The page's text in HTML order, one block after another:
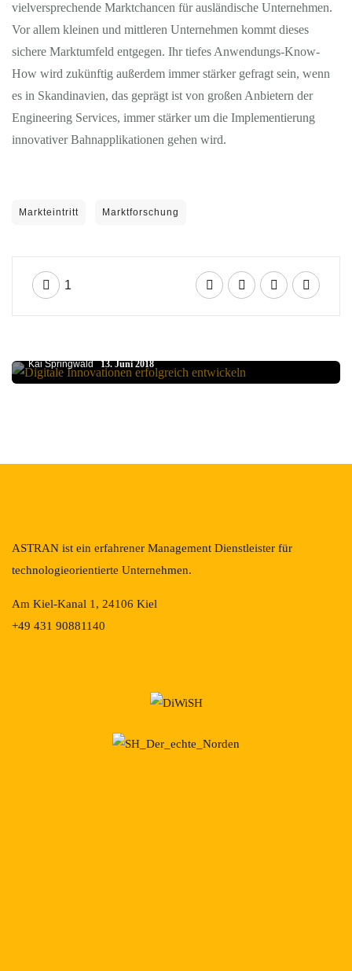
vielversprechende Marktchancen für ausländische Unternehmen.
Vor allem kleinen und mittleren Unternehmen kommt dieses
sichere Marktumfeld entgegen. Ihr tiefes Anwendungs-Know-
How wird zukünftig außerdem immer stärker gefragt sein, wenn
es in Skandinavien, das geprägt ist von großen Anbietern der
Engineering Services, immer stärker um die Implementierung
innovativer Bahnapplikationen gehen wird.
Markteintritt Marktforschung
1
Kai Springwald 13. Juni 2018
ASTRAN ist ein erfahrener Management Dienstleister für
technologieorientierte Unternehmen.
Am Kiel-Kanal 1, 24106 Kiel
+49 431 90881140